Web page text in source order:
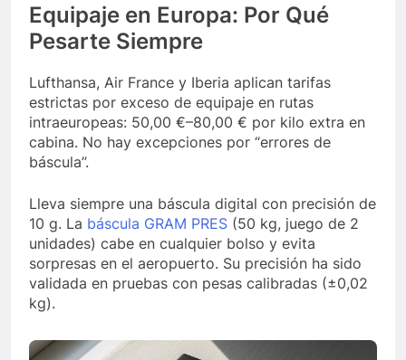
Equipaje en Europa: Por Qué
Pesarte Siempre
Lufthansa, Air France y Iberia aplican tarifas
estrictas por exceso de equipaje en rutas
intraeuropeas: 50,00 €–80,00 € por kilo extra en
cabina. No hay excepciones por “errores de
báscula”.
Lleva siempre una báscula digital con precisión de
10 g. La báscula GRAM PRES (50 kg, juego de 2
unidades) cabe en cualquier bolso y evita
sorpresas en el aeropuerto. Su precisión ha sido
validada en pruebas con pesas calibradas (±0,02
kg).